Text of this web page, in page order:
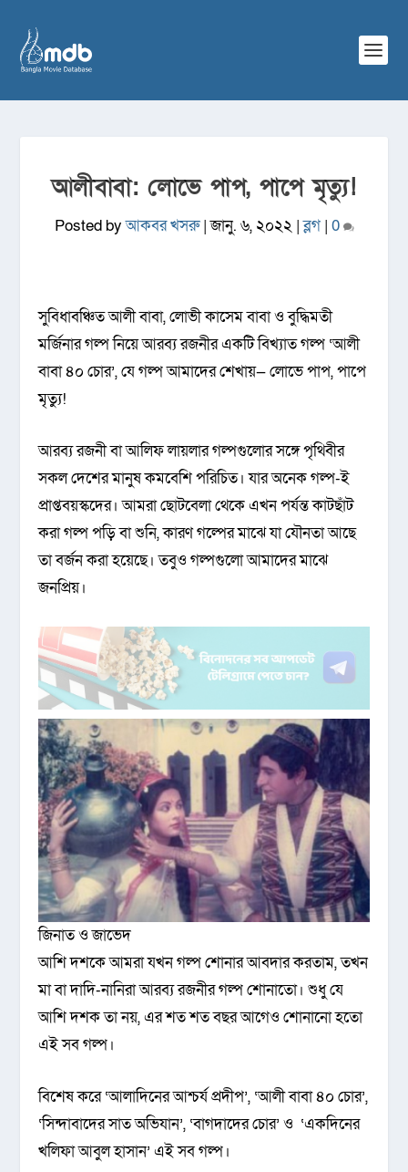
আলীবাবা: লোভে পাপ, পাপে মৃত্যু!
Posted byআকবর খসরু|জানু. ৬, ২০২২ |ব্লগ| 0
সুবিধাবঞ্চিত আলী বাবা, লোভী কাসেম বাবা ও বুদ্ধিমতী
মর্জিনার গল্প নিয়ে আরব্য রজনীর একটি বিখ্যাত গল্প ‘আলী
বাবা ৪০ চোর’, যে গল্প আমাদের শেখায়— লোভে পাপ, পাপে
মৃত্যু!
আরব্য রজনী বা আলিফ লায়লার গল্পগুলোর সঙ্গে পৃথিবীর
সকল দেশের মানুষ কমবেশি পরিচিত। যার অনেক গল্প-ই
প্রাপ্তবয়স্কদের। আমরা ছোটবেলা থেকে এখন পর্যন্ত কাটছাঁট
করা গল্প পড়ি বা শুনি, কারণ গল্পের মাঝে যা যৌনতা আছে
তা বর্জন করা হয়েছে। তবুও গল্পগুলো আমাদের মাঝে
জনপ্রিয়।
জিনাত ও জাভেদ
আশি দশকে আমরা যখন গল্প শোনার আবদার করতাম, তখন
মা বা দাদি-নানিরা আরব্য রজনীর গল্প শোনাতো। শুধু যে
আশি দশক তা নয়, এর শত শত বছর আগেও শোনানো হতো
এই সব গল্প।
বিশেষ করে ‘আলাদিনের আশ্চর্য প্রদীপ’, ‘আলী বাবা ৪০ চোর’,
‘সিন্দাবাদের সাত অভিযান’, ‘বাগদাদের চোর’ ও ‘একদিনের
খলিফা আবুল হাসান’ এই সব গল্প।